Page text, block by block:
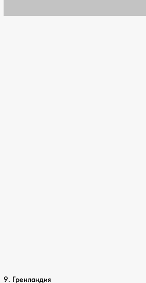
9. Гренландия